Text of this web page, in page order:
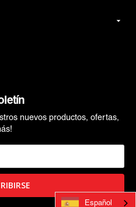
nuevos productos, ofertas,
Español